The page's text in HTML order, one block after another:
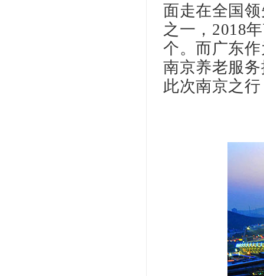
面走在全国
之一 ， 2018年
个。而广东
南京养老服务
此次南京之